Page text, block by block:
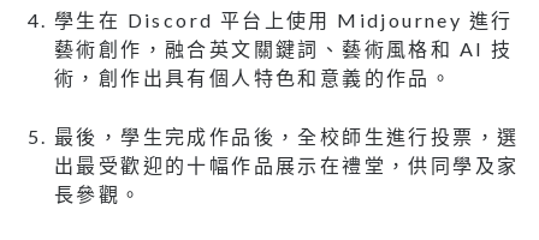
學生在 Discord 平台上使用 Midjourney 進行
藝術創作，融合英文關鍵詞、藝術風格和 AI 技
術，創作出具有個人特色和意義的作品。
最後，學生完成作品後，全校師生進行投票，選
出最受歡迎的十幅作品展示在禮堂，供同學及家
長參觀。